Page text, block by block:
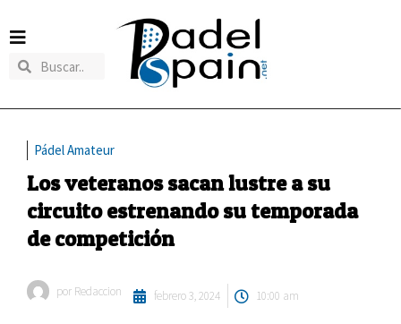
Pádel Amateur
Los veteranos sacan lustre a su
circuito estrenando su temporada
de competición
por Redaccion febrero 3, 2024 10:00 am